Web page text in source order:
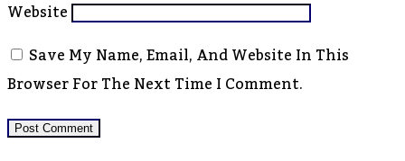
Website
Save My Name, Email, And Website In This
Browser For The Next Time I Comment.